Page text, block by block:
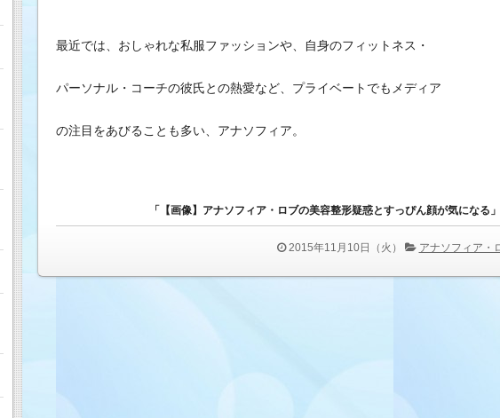
最近では、おしゃれな私服ファッションや、自身のフィットネス・
パーソナル・コーチの彼氏との熱愛など、プライベートでもメディア
の注目をあびることも多い、アナソフィア。
「【画像】アナソフィア・ロブの美容整形疑惑とすっぴん顔が気になる
2015年11月10日（火） アナソフィア・